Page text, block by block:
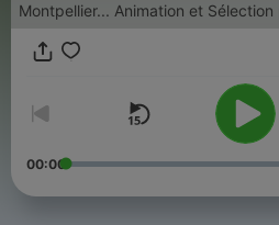
Montpellier... Animation et
00:00